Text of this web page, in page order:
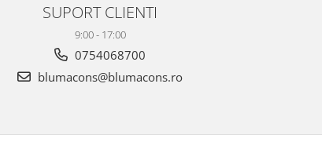
SUPORT CLIENTI
9:00 - 17:00
0754068700
blumacons@blumacons.ro